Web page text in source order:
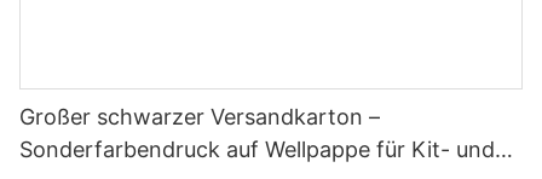
Großer schwarzer Versandkarton –
Sonderfarbendruck auf Wellpappe für Kit- und